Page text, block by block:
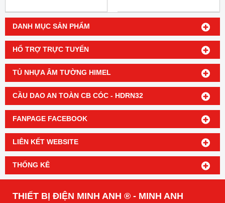
DANH MỤC SẢN PHẨM
HỔ TRỢ TRỰC TUYẾN
TỦ NHỰA ÂM TƯỜNG HIMEL
CẦU DAO AN TOÀN CB CÓC - HDRN32
FANPAGE FACEBOOK
LIÊN KẾT WEBSITE
THỐNG KÊ
THIẾT BỊ ĐIỆN MINH ANH ® - MINH ANH